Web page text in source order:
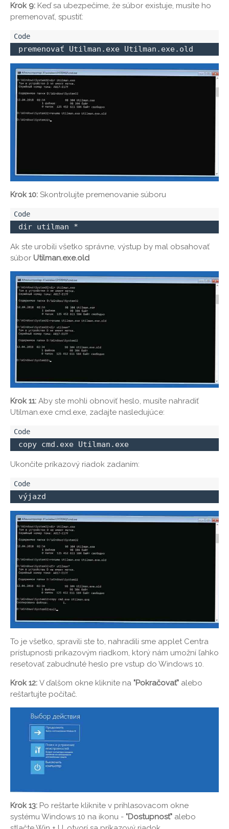
Krok 9: Keď sa ubezpečíme, že súbor existuje, musíte ho
premenovať, spustiť:
premenovať Utilman.exe Utilman.exe.old
Krok 10: Skontrolujte premenovanie súboru
dir utilman *
Ak ste urobili všetko správne, výstup by mal obsahovať
súbor Utilman.exe.old
Krok 11: Aby ste mohli obnoviť heslo, musíte nahradiť
Utilman.exe cmd.exe, zadajte nasledujúce:
copy cmd.exe Utilman.exe
Ukončite príkazový riadok zadaním:
výjazd
To je všetko, spravili ste to, nahradili sme applet Centra
prístupnosti príkazovým riadkom, ktorý nám umožní ľahko
resetovať zabudnuté heslo pre vstup do Windows 10.
Krok 12: V ďalšom okne kliknite na "Pokračovať" alebo
reštartujte počítač.
Krok 13: Po reštarte kliknite v prihlasovacom okne
systému Windows 10 na ikonu - "Dostupnosť" alebo